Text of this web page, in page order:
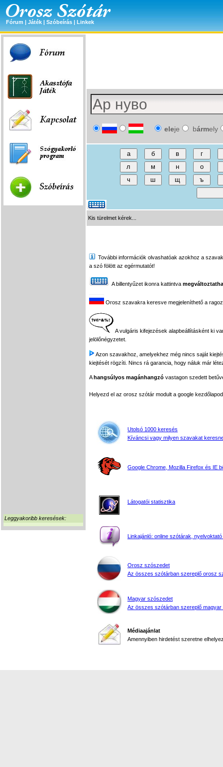
Fórum | Játék | Szóbeírás | Linkek
Leggyakoribb keresések:
eleje bármely
Kis türelmet kérek...
További információk olvashatóak azokhoz a
a szó fölött az egérmutatót!
A billentyűzet ikonra kattintva
Orosz szavakra keresve megjeleníthető a
A vulgáris kifejezések alapbeállításként ki
jelölőnégyzetet.
Azon szavakhoz, amelyekhez még nincs saját
kiejtését rögzíti. Nincs rá garancia, hogy náluk már
Ahangsúlyos magánhangzó vastagon szedett
Helyezd el az orosz szótár modult a google
Utolsó 1000 keresés
Kíváncsi vagy milyen szavakat
Google Chrome, Mozilla Firefox és IE
Látogatói statisztika
Linkajánló: online szótárak, nyelvoktató
Orosz szószedet
Az összes szótárban szereplő orosz
Magyar szószedet
Az összes szótárban szereplő magyar
Médiaajánlat
Amennyiben hirdetést szeretne